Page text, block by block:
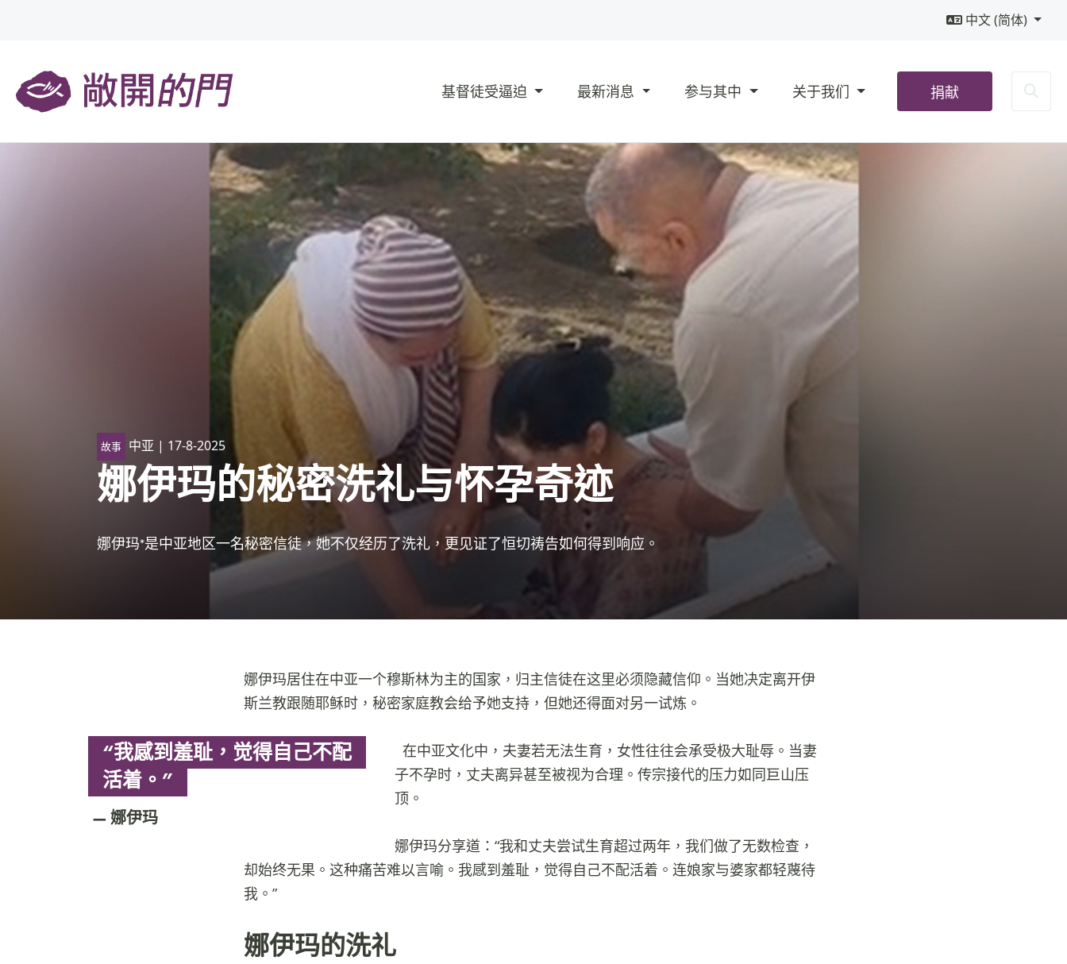
中文 (简体)
基督徒受逼迫 最新消息 参与其中 关于我们 捐献
故事 中亚 | 17-8-2025
娜伊玛的秘密洗礼与怀孕奇迹
娜伊玛*是中亚地区一名秘密信徒，她不仅经历了洗礼，更见证了恒切祷告如何得到响应。
娜伊玛居住在中亚一个穆斯林为主的国家，归主信徒在这里必须隐藏信仰。当她决定离开伊
斯兰教跟随耶稣时，秘密家庭教会给予她支持，但她还得面对另一试炼。
“我感到羞耻，觉得自己不配
活着。”
娜伊玛
在中亚文化中，夫妻若无法生育，女性往往会承受极大耻辱。当妻
子不孕时，丈夫离异甚至被视为合理。传宗接代的压力如同巨山压
顶。
娜伊玛分享道：“我和丈夫尝试生育超过两年，我们做了无数检查，
却始终无果。这种痛苦难以言喻。我感到羞耻，觉得自己不配活着。连娘家与婆家都轻蔑待
我。”
娜伊玛的洗礼